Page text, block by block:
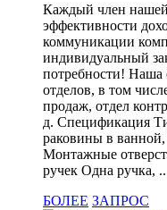
Каждый член
эффективности
коммуникации
индивидуальный
потребности! Наша
отделов, в том
продаж, отдел
д. Спецификация
раковины в
Монтажные
ручек Одна ручка,
БОЛЕЕ ЗАПРОС